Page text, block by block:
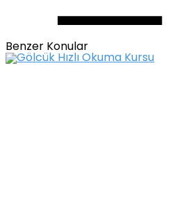
Benzer Konular